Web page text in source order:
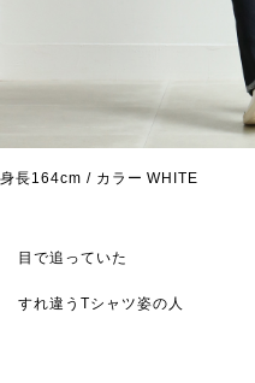
身長164cm / カラー WHITE
目で追っていた
すれ違うTシャツ姿の人